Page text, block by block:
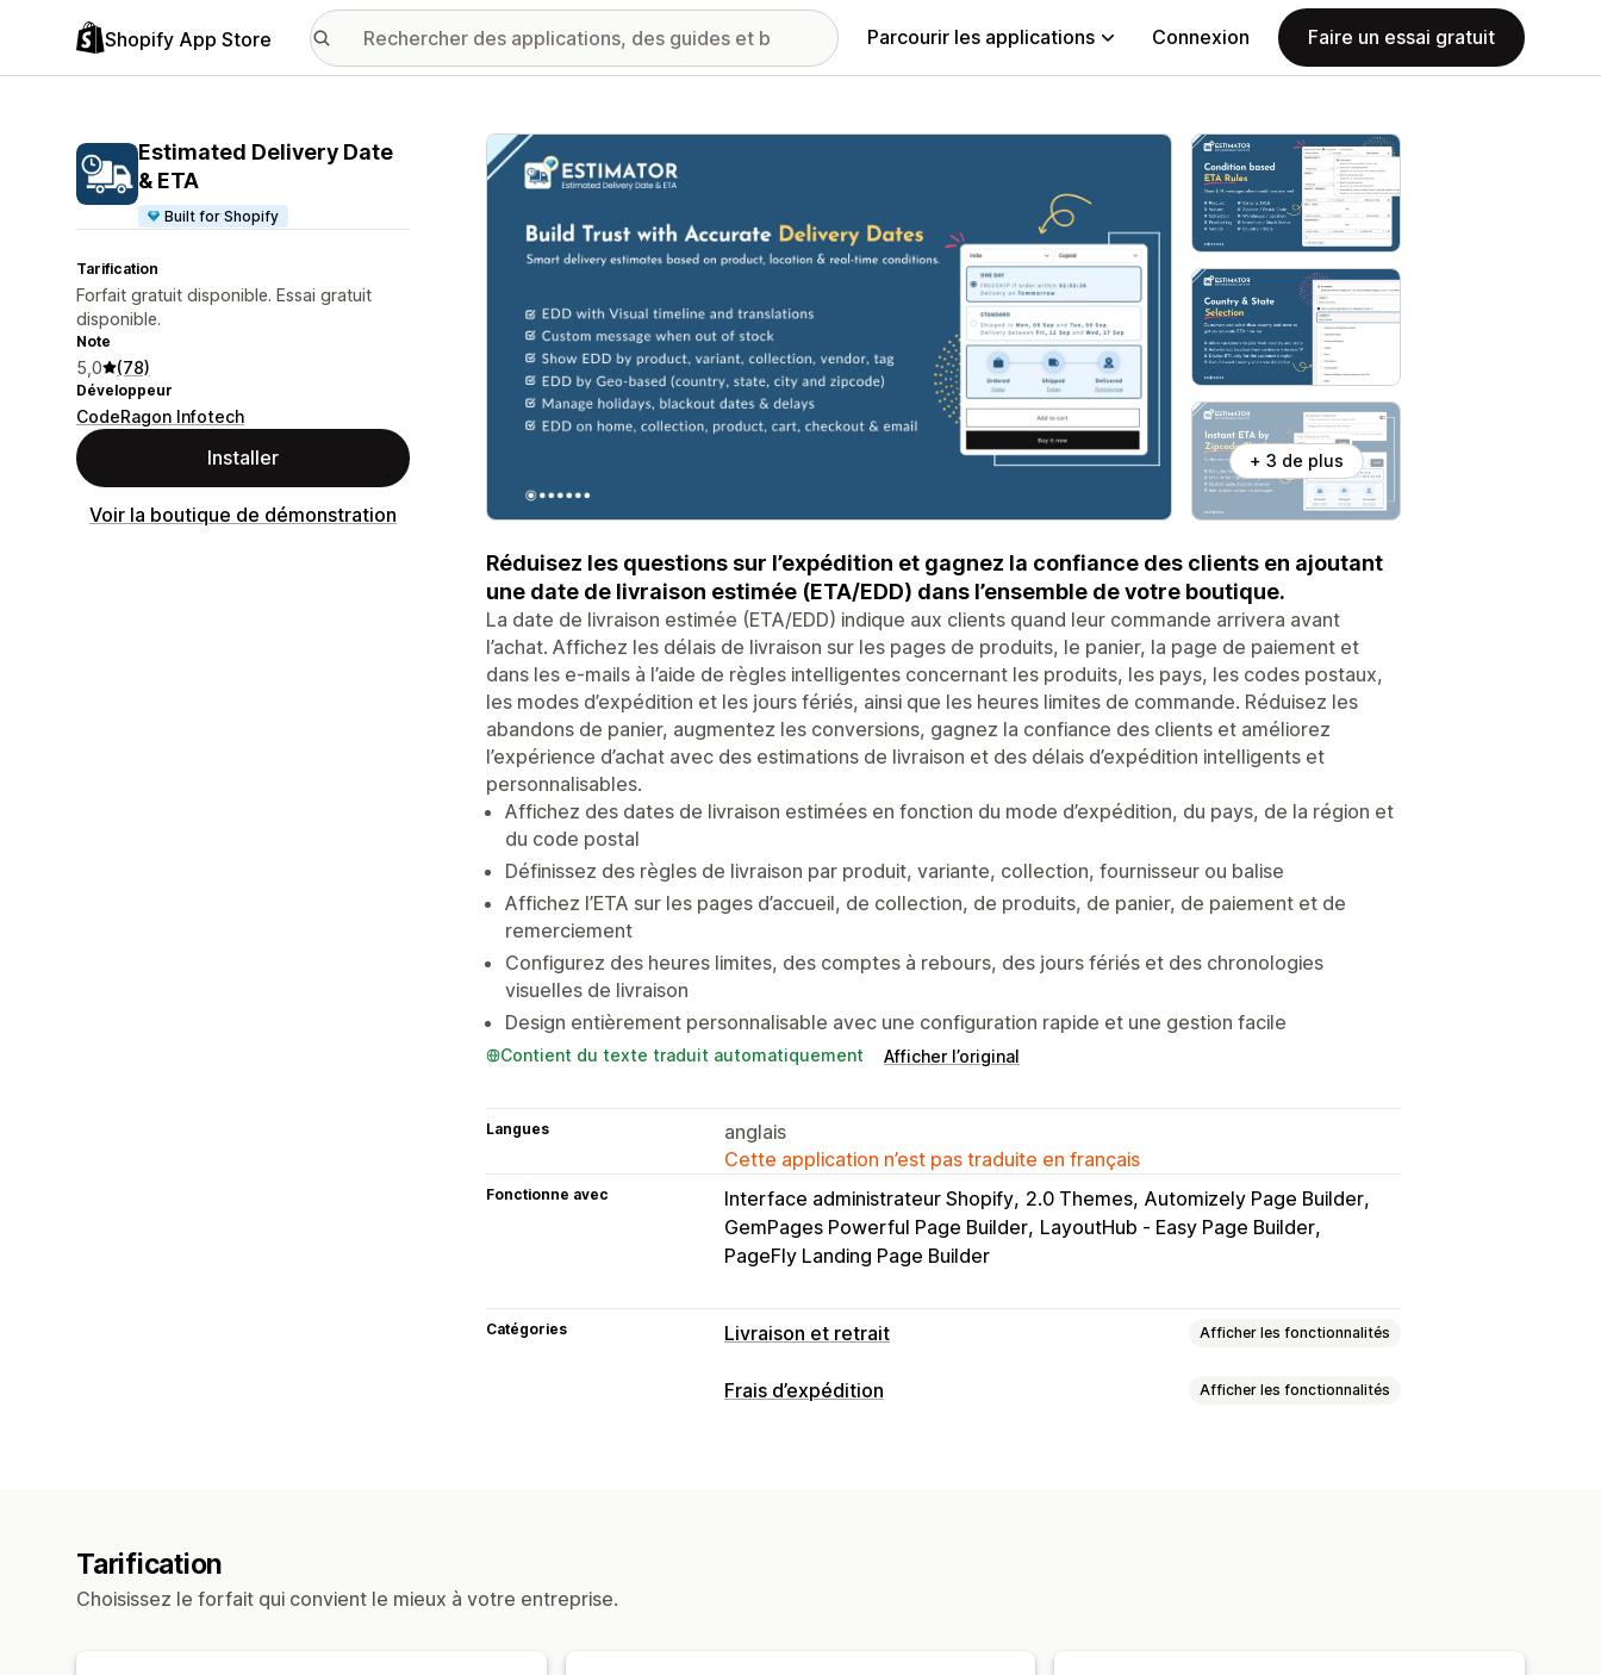
Shopify App Store Parcourir les applications Connexion Faire un essai gratuit
Estimated Delivery Date
& ETA
Built for Shopify
Tarification
Forfait gratuit disponible. Essai gratuit
disponible.
Note
5,0 (78)
Développeur
CodeRagon Infotech
Installer
Voir la boutique de démonstration
Galerie d’images vedette
+ 3 de plus
Réduisez les questions sur l’expédition et gagnez la confiance des clients en ajoutant
une date de livraison estimée (ETA/EDD) dans l’ensemble de votre boutique.
La date de livraison estimée (ETA/EDD) indique aux clients quand leur commande arrivera avant
l’achat. Affichez les délais de livraison sur les pages de produits, le panier, la page de paiement et
dans les e-mails à l’aide de règles intelligentes concernant les produits, les pays, les codes postaux,
les modes d’expédition et les jours fériés, ainsi que les heures limites de commande. Réduisez les
abandons de panier, augmentez les conversions, gagnez la confiance des clients et améliorez
l’expérience d’achat avec des estimations de livraison et des délais d’expédition intelligents et
personnalisables.
Affichez des dates de livraison estimées en fonction du mode d’expédition, du pays, de la région et
du code postal
Définissez des règles de livraison par produit, variante, collection, fournisseur ou balise
Affichez l’ETA sur les pages d’accueil, de collection, de produits, de panier, de paiement et de
remerciement
Configurez des heures limites, des comptes à rebours, des jours fériés et des chronologies
visuelles de livraison
Design entièrement personnalisable avec une configuration rapide et une gestion facile
Contient du texte traduit automatiquement Afficher l’original
Langues
anglais
Cette application n’est pas traduite en français
Fonctionne avec Interface administrateur Shopify 2.0 Themes Automizely Page Builder
GemPages Powerful Page Builder LayoutHub ‑ Easy Page Builder
PageFly Landing Page Builder
Catégories Livraison et retrait Afficher les fonctionnalités
Options de livraison
Frais d’expédition Afficher les fonctionnalités
Tarification
Choisissez le forfait qui convient le mieux à votre entreprise.